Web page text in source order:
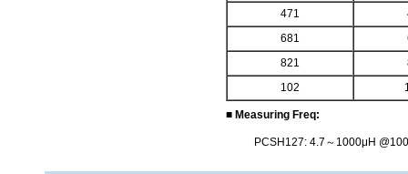
471
681
821
102
■ Measuring Freq:
PCSH127: 4.7～1000μH